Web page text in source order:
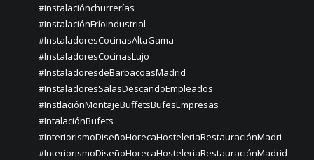
#instalaciónchurrerías
#InstalaciónFríoIndustrial
#InstaladoresCocinasAltaGama
#InstaladoresCocinasLujo
#InstaladoresdeBarbacoasMadrid
#InstaladoresSalasDescandoEmpleados
#InstlaciónMontajeBuffetsBufesEmpresas
#IntalaciónBufets
#InteriorismoDiseñoHorecaHosteleriaRestauraciónMadri
#InteriorismoDiseñoHorecaHosteleriaRestauraciónMadrid